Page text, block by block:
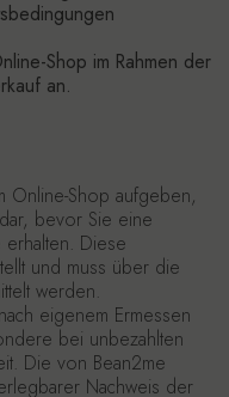
Shop im Rahmen der
an.
Online-Shop aufgeben,
bevor Sie eine
erhalten. Diese
und muss über die
werden.
eigenem Ermessen
bei unbezahlten
Die von Bean2me
Nachweis der